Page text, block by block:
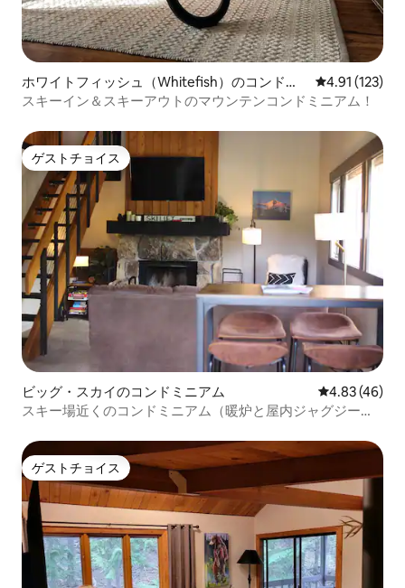
ホワイトフィッシュ（Whitefish）のコンドミ
ニアム
レビュー123
4.91 (123)
スキーイン＆スキーアウトのマウンテンコンドミニアム！
ゲストチョイス
ゲストチョイス
ビッグ・スカイのコンドミニアム レビュー46
4.83 (46)
スキー場近くのコンドミニアム（暖炉と屋内ジャグジー付
ゲストチョイス
ゲストチョイス